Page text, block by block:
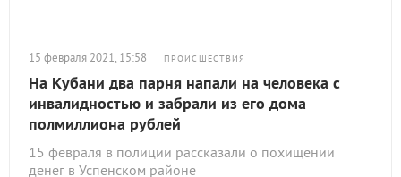
15 февраля 2021, 15:58 ПРОИСШЕСТВИЯ
На Кубани два парня напали на человека с
инвалидностью и забрали из его дома
полмиллиона рублей
15 февраля в полиции рассказали о похищении
денег в Успенском районе